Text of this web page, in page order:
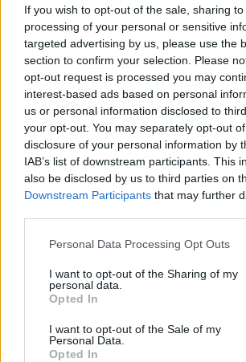
If you wish to opt-out of the sale, sharing
processing of your personal or sensitive
targeted advertising by us, please use the
section to confirm your selection. Please
opt-out request is processed you may
interest-based ads based on personal
us or personal information disclosed to
your opt-out. You may separately opt-out
disclosure of your personal information by
IAB’s list of downstream participants. This
also be disclosed by us to third parties on
Downstream Participants that may further
Please note that this website/app uses one
not limited to your visit or usage behaviour.
grant or deny consent to Google and its
use your data for below specified purposes
consent section.
Personal Data Processing Opt Outs
I want to opt-out of the Sharing of my
personal data.
Opted In
I want to opt-out of the Sale of my
Personal Data.
Opted In
órában